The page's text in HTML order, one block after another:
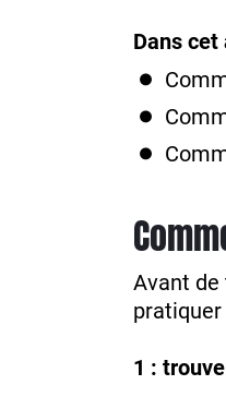
Dans
Avant de
1 :